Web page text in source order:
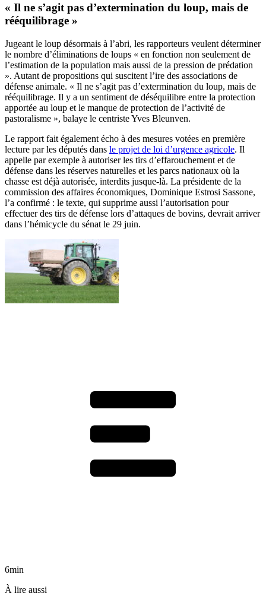
« Il ne s’agit pas d’extermination du loup, mais de
rééquilibrage »
Jugeant le loup désormais à l’abri, les rapporteurs veulent déterminer
le nombre d’éliminations de loups « en fonction non seulement de
l’estimation de la population mais aussi de la pression de prédation
». Autant de propositions qui suscitent l’ire des associations de
défense animale. « Il ne s’agit pas d’extermination du loup, mais de
rééquilibrage. Il y a un sentiment de déséquilibre entre la protection
apportée au loup et le manque de protection de l’activité de
pastoralisme », balaye le centriste Yves Bleunven.
Le rapport fait également écho à des mesures votées en première
lecture par les députés dans le projet de loi d’urgence agricole. Il
appelle par exemple à autoriser les tirs d’effarouchement et de
défense dans les réserves naturelles et les parcs nationaux où la
chasse est déjà autorisée, interdits jusque-là. La présidente de la
commission des affaires économiques, Dominique Estrosi Sassone,
l’a confirmé : le texte, qui supprime aussi l’autorisation pour
effectuer des tirs de défense lors d’attaques de bovins, devrait arriver
dans l’hémicycle du sénat le 29 juin.
6min
À lire aussi